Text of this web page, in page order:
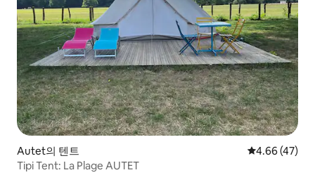
Autet의 텐트 평점 4.66점(5
4.66 (47)
Tipi Tent: La Plage AUTET